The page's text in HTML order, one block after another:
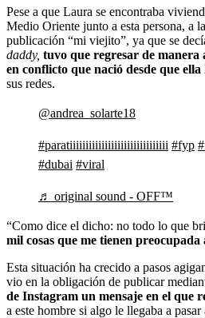
Pese a que Laura se encontraba
Medio Oriente junto a esta persona, a
publicación “mi viejito”, ya que se
daddy, tuvo que regresar de
en conflicto que nació desde que ella
sus redes.
@andrea_solarte18
#paratiiiiiiiiiiiiiiiiiiiiiiiiiiiiiii #fyp
#dubai #viral
♬ original sound - OFF™
“Como dice el dicho: no todo lo que
mil cosas que me tienen
Esta situación ha crecido a pasos
vio en la obligación de publicar
de Instagram un mensaje en el que
a este hombre si algo le llegaba a